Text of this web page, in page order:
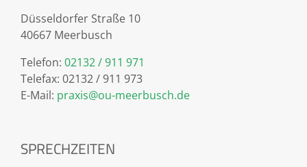
Düsseldorfer Straße 10
40667 Meerbusch
Telefon: 02132 / 911 971
Telefax: 02132 / 911 973
E-Mail: praxis@ou-meerbusch.de
SPRECHZEITEN